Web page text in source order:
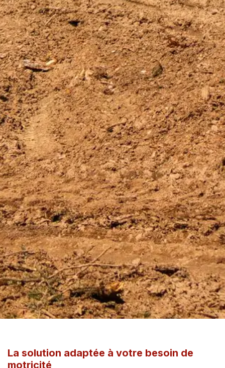
La solution adaptée à votre besoin de
motricité